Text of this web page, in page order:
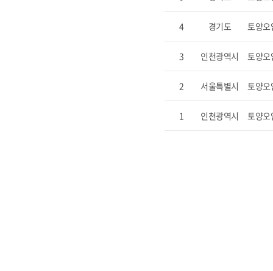
4 경기도 토양오
3 인천광역시 토양오
2 서울특별시 토양오
1 인천광역시 토양오